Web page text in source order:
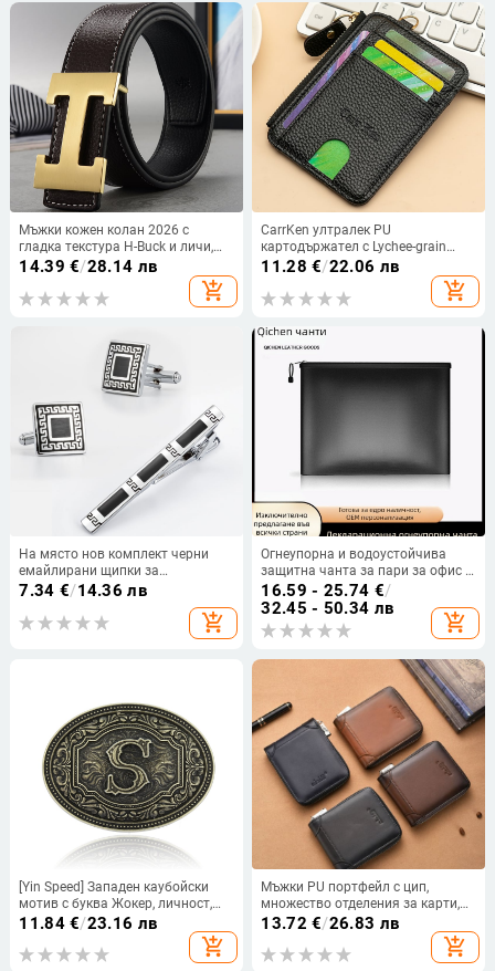
Мъжки кожен колан 2026 с
гладка текстура H-Buck и личи,
стилен, ежедневен, модерен,
универсален, подходящ за мъже
на средна и млада възраст с
14.39 €/28.14 лв
add_shopping_cart
CarrKen ултралек PU
картодържател с Lychee-grain
шарка и полиестерна подплата
11.28 €/22.06 лв
add_shopping_cart
На място нов комплект черни
емайлирани щипки за
вратовръзка метални копчета за
горещи мъжки прости копчета за
7.34 €/14.36 лв
add_shopping_cart
Огнеупорна и водоустойчива
защитна чанта за пари за офис и
дом, ценна метална чанта за
съхранение на касови бележки,
информация за договора,
документи
16.59 - 25.74 €/
32.45 - 50.34 лв
add_shopping_cart
[Yin Speed] Западен каубойски
мотив с буква Жокер, личност,
метален модел от А до Я,
трансгранична, едноделна коса
11.84€/23.16 лв
add_shopping_cart
Мъжки PU портфейл с цип,
множество отделения за карти,
голям капацитет, марка Sapele,
подплата от полиестер, пролет
2025
13.72 €/26.83 лв
add_shopping_cart